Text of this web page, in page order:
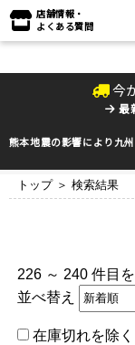
店舗情報・
よくある質問
今
最
熊本地震の影響により九
トップ ＞ 検索結果
226 ～ 240 件目
並べ替え
在庫切れを除く